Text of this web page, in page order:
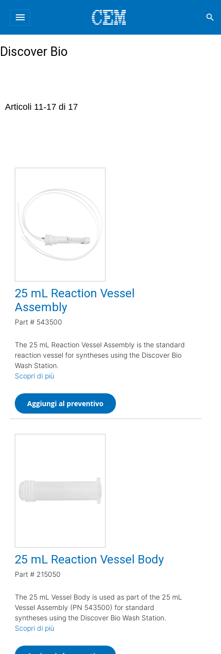
menu search
Discover Bio
Articoli 11-17 di 17
25 mL Reaction Vessel
Assembly
Part # 543500
The 25 mL Reaction Vessel Assembly is the standard
reaction vessel for syntheses using the Discover Bio
Wash Station.
Scopri di più
Aggiungi al preventivo
25 mL Reaction Vessel Body
Part # 215050
The 25 mL Vessel Body is used as part of the 25 mL
Vessel Assembly (PN 543500) for standard
syntheses using the Discover Bio Wash Station.
Scopri di più